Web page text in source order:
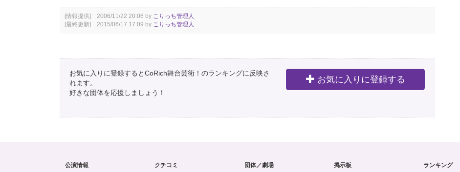
[情報提供] 2006/11/22 20:06 by こりっち管理人
[最終更新] 2015/06/17 17:09 by こりっち管理人
お気に入りに登録するとCoRich舞台芸術！のランキングに反映さ
れます。
好きな団体を応援しましょう！
お気に入りに登録する
公演情報 クチコミ 団体／劇場 掲示板 ランキング